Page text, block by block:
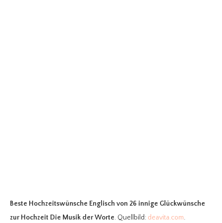
Beste Hochzeitswünsche Englisch von 26 innige Glückwünsche
zur Hochzeit Die Musik der Worte. Quellbild: deavita.com.